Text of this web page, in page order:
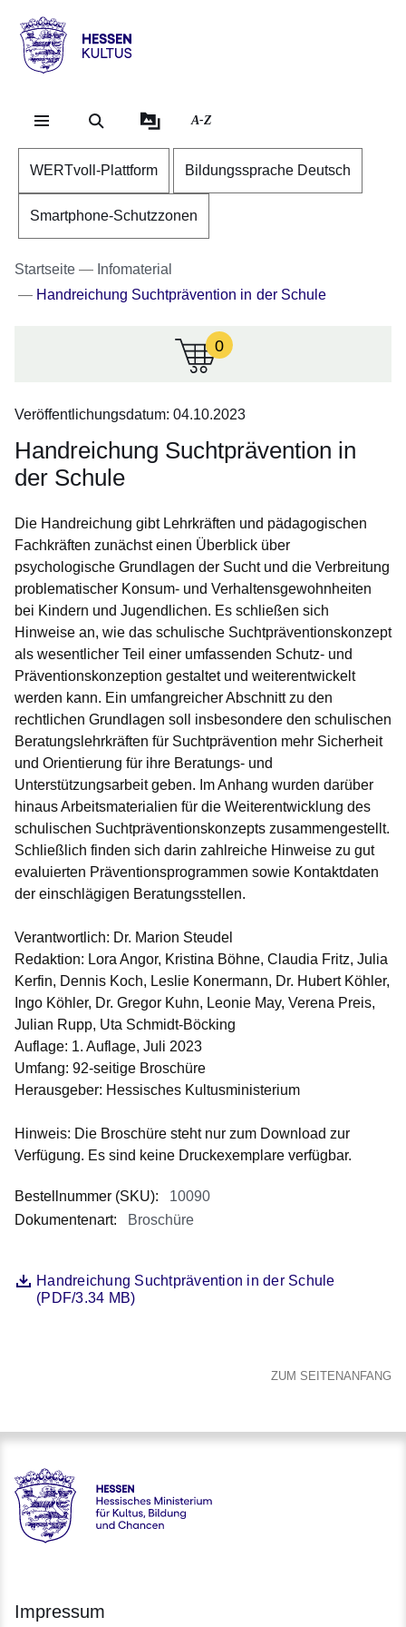
Hessen
Kultus
A-Z
WERTvoll-Plattform Bildungssprache Deutsch
Smartphone-Schutzzonen
Startseite
Infomaterial
Handreichung Suchtprävention in der Schule
0:Zur
keine
in
Veröffentlichungsdatum: 04.10.2023
Handreichung Suchtprävention in
der Schule
Die Handreichung gibt Lehrkräften und pädagogischen
Fachkräften zunächst einen Überblick über
psychologische Grundlagen der Sucht und die Verbreitung
problematischer Konsum- und Verhaltensgewohnheiten
bei Kindern und Jugendlichen. Es schließen sich
Hinweise an, wie das schulische Suchtpräventionskonzept
als wesentlicher Teil einer umfassenden Schutz- und
Präventionskonzeption gestaltet und weiterentwickelt
werden kann. Ein umfangreicher Abschnitt zu den
rechtlichen Grundlagen soll insbesondere den schulischen
Beratungslehrkräften für Suchtprävention mehr Sicherheit
und Orientierung für ihre Beratungs- und
Unterstützungsarbeit geben. Im Anhang wurden darüber
hinaus Arbeitsmaterialien für die Weiterentwicklung des
schulischen Suchtpräventionskonzepts zusammengestellt.
Schließlich finden sich darin zahlreiche Hinweise zu gut
evaluierten Präventionsprogrammen sowie Kontaktdaten
der einschlägigen Beratungsstellen.
Verantwortlich: Dr. Marion Steudel
Redaktion: Lora Angor, Kristina Böhne, Claudia Fritz, Julia
Kerfin, Dennis Koch, Leslie Konermann, Dr. Hubert Köhler,
Ingo Köhler, Dr. Gregor Kuhn, Leonie May, Verena Preis,
Julian Rupp, Uta Schmidt-Böcking
Auflage: 1. Auflage, Juli 2023
Umfang: 92-seitige Broschüre
Herausgeber: Hessisches Kultusministerium
Hinweis: Die Broschüre steht nur zum Download zur
Verfügung. Es sind keine Druckexemplare verfügbar.
Bestellnummer (SKU):
10090
Dokumentenart: Broschüre
DateiHandreichung Suchtprävention in der Schule
(PDF/3.34 MB)
Öffnet sich in einem neuen Fenster
ZUM SEITENANFANG
Hessen - Hessisches Ministerium für Kultus, Bildung und
Impressum